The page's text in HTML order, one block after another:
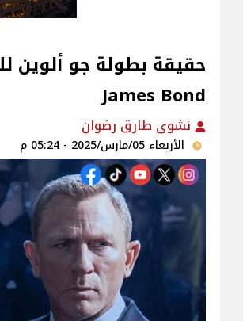
حقيقة بطولة جو ألوين
James Bond
نشوى طارق رضوان
الأربعاء 05/مارس/2025 - 05:24 م